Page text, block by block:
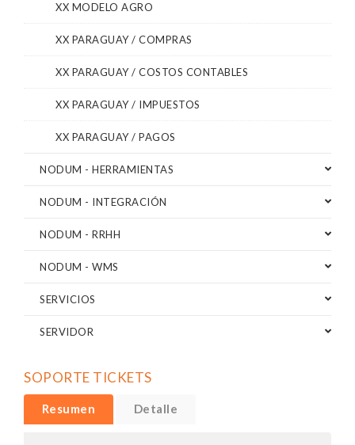
XX MODELO AGRO
XX PARAGUAY / COMPRAS
XX PARAGUAY / COSTOS CONTABLES
XX PARAGUAY / IMPUESTOS
XX PARAGUAY / PAGOS
NODUM - HERRAMIENTAS
NODUM - INTEGRACIÓN
NODUM - RRHH
NODUM - WMS
SERVICIOS
SERVIDOR
SOPORTE TICKETS
Resumen Detalle